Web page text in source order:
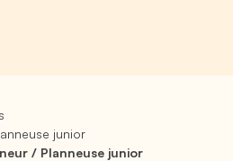
junior
/ Planneuse junior